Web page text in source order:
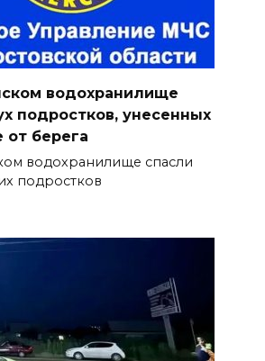
водохранилище
подростков, унесенных
от берега
водохранилище спасли
подростков